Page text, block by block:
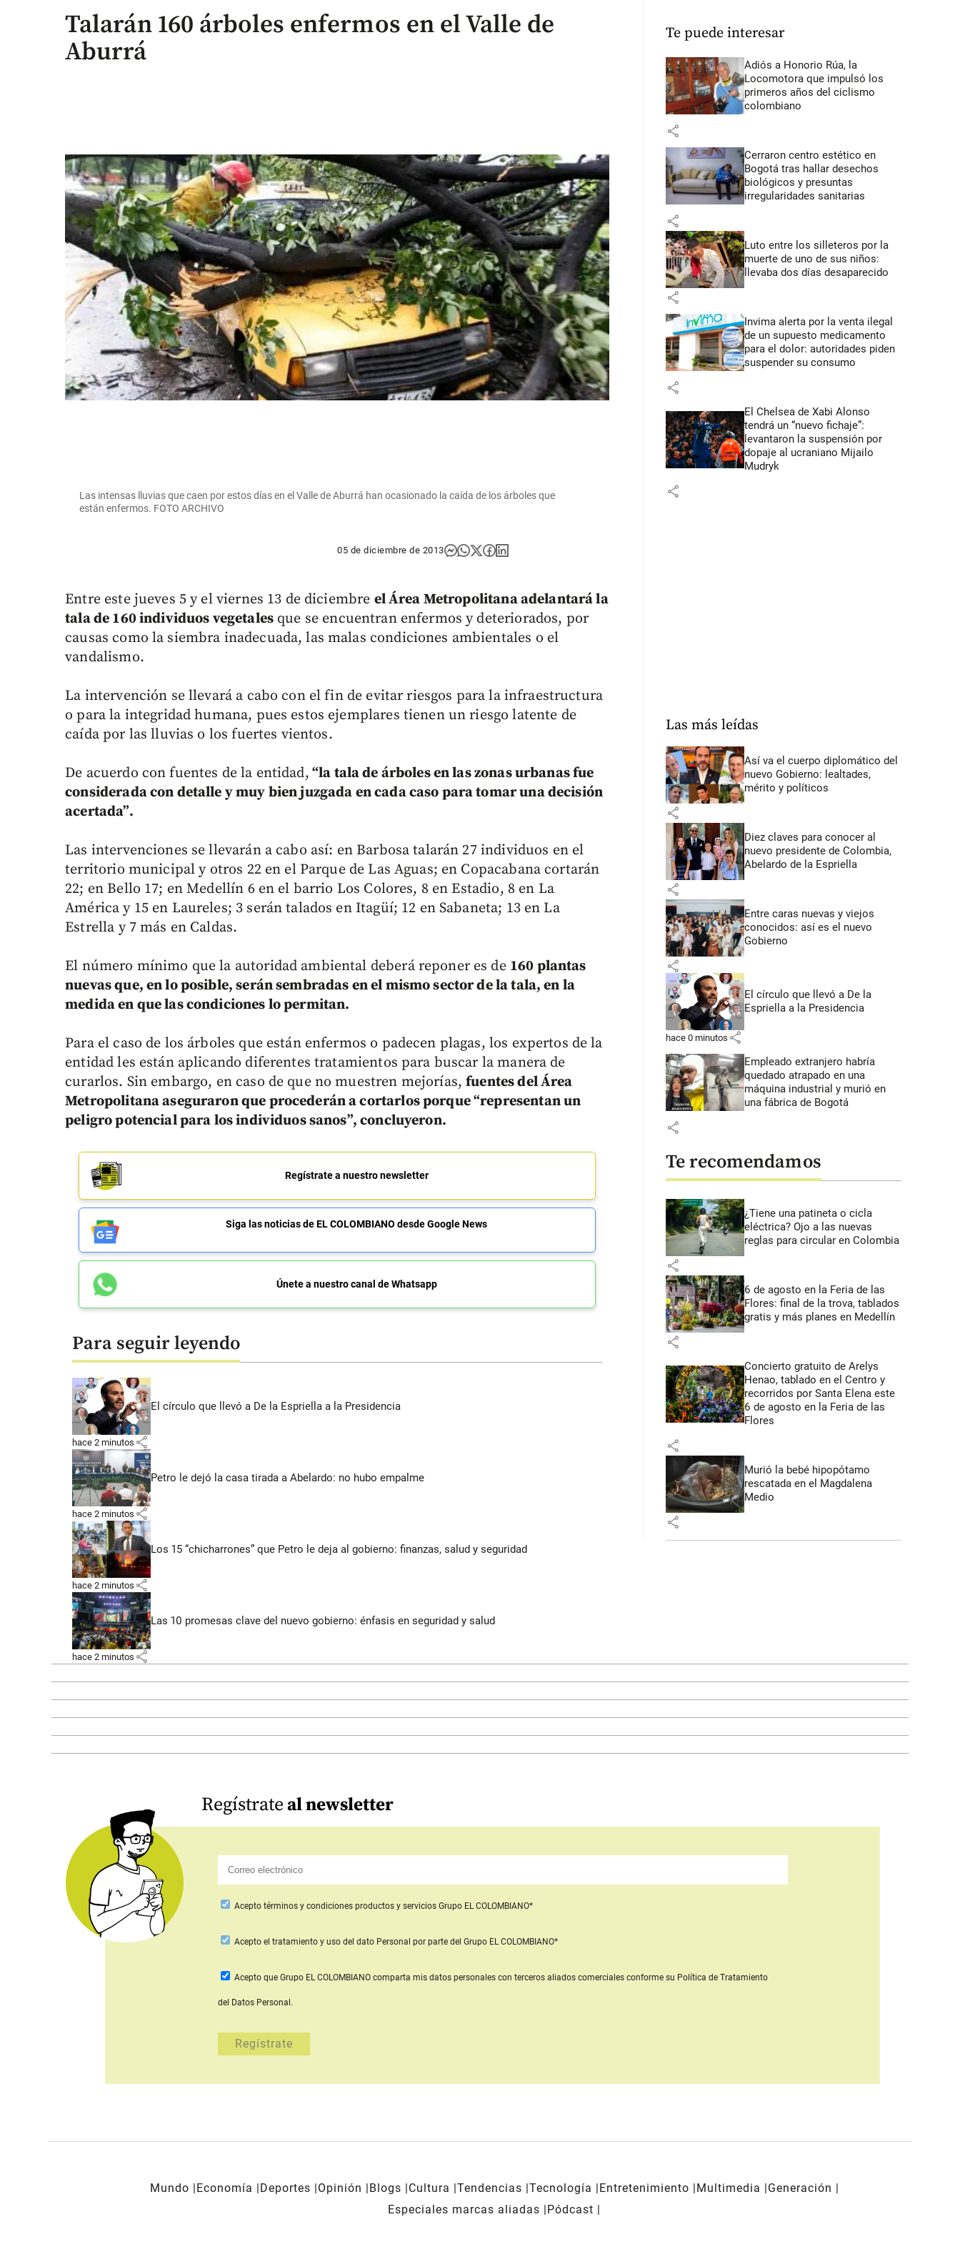
Talarán 160 árboles enfermos en el Valle de
Aburrá
Las intensas lluvias que caen por estos días en el Valle de Aburrá han ocasionado la caída de los árboles que
están enfermos. FOTO ARCHIVO
05 de diciembre de 2013
Entre este jueves 5 y el viernes 13 de diciembre el Área Metropolitana adelantará la
tala de 160 individuos vegetales que se encuentran enfermos y deteriorados, por
causas como la siembra inadecuada, las malas condiciones ambientales o el
vandalismo.
La intervención se llevará a cabo con el fin de evitar riesgos para la infraestructura
o para la integridad humana, pues estos ejemplares tienen un riesgo latente de
caída por las lluvias o los fuertes vientos.
De acuerdo con fuentes de la entidad, “la tala de árboles en las zonas urbanas fue
considerada con detalle y muy bien juzgada en cada caso para tomar una decisión
acertada”.
Las intervenciones se llevarán a cabo así: en Barbosa talarán 27 individuos en el
territorio municipal y otros 22 en el Parque de Las Aguas; en Copacabana cortarán
22; en Bello 17; en Medellín 6 en el barrio Los Colores, 8 en Estadio, 8 en La
América y 15 en Laureles; 3 serán talados en Itagüí; 12 en Sabaneta; 13 en La
Estrella y 7 más en Caldas.
El número mínimo que la autoridad ambiental deberá reponer es de 160 plantas
nuevas que, en lo posible, serán sembradas en el mismo sector de la tala, en la
medida en que las condiciones lo permitan.
Para el caso de los árboles que están enfermos o padecen plagas, los expertos de la
entidad les están aplicando diferentes tratamientos para buscar la manera de
curarlos. Sin embargo, en caso de que no muestren mejorías,fuentes del Área
Metropolitana aseguraron que procederán a cortarlos porque “representan un
peligro potencial para los individuos sanos”, concluyeron.
Regístrate a nuestro newsletter
Siga las noticias de EL COLOMBIANO desde Google News
Únete a nuestro canal de Whatsapp
Para seguir leyendo
El círculo que llevó a De la Espriella a la Presidencia
hace 2 minutos share
Petro le dejó la casa tirada a Abelardo: no hubo empalme
hace 2 minutos share
Los 15 “chicharrones” que Petro le deja al gobierno: finanzas, salud y seguridad
hace 2 minutos share
Las 10 promesas clave del nuevo gobierno: énfasis en seguridad y salud
hace 2 minutos share
Te puede interesar
Adiós a Honorio Rúa, la
Locomotora que impulsó los
primeros años del ciclismo
colombiano
share
Cerraron centro estético en
Bogotá tras hallar desechos
biológicos y presuntas
irregularidades sanitarias
share
Luto entre los silleteros por la
muerte de uno de sus niños:
llevaba dos días desaparecido
share
Invima alerta por la venta ilegal
de un supuesto medicamento
para el dolor: autoridades piden
suspender su consumo
share
El Chelsea de Xabi Alonso
tendrá un “nuevo fichaje”:
levantaron la suspensión por
dopaje al ucraniano Mijailo
Mudryk
share
Las más leídas
Así va el cuerpo diplomático del
nuevo Gobierno: lealtades,
mérito y políticos
share
Diez claves para conocer al
nuevo presidente de Colombia,
Abelardo de la Espriella
share
Entre caras nuevas y viejos
conocidos: así es el nuevo
Gobierno
share
El círculo que llevó a De la
Espriella a la Presidencia
hace 0 minutos share
Empleado extranjero habría
quedado atrapado en una
máquina industrial y murió en
una fábrica de Bogotá
share
Te recomendamos
¿Tiene una patineta o cicla
eléctrica? Ojo a las nuevas
reglas para circular en Colombia
share
6 de agosto en la Feria de las
Flores: final de la trova, tablados
gratis y más planes en Medellín
share
Concierto gratuito de Arelys
Henao, tablado en el Centro y
recorridos por Santa Elena este
6 de agosto en la Feria de las
Flores
share
Murió la bebé hipopótamo
rescatada en el Magdalena
Medio
share
Regístrateal newsletter
Acepto términos y condiciones productos y servicios Grupo EL COLOMBIANO*
Aceptoel tratamiento y uso del dato Personal por parte del Grupo EL COLOMBIANO*
Acepto que Grupo EL COLOMBIANO comparta mis datos personales con terceros aliados comercialesconforme su Política de Tratamiento
del Datos Personal.
Mundo Economía Deportes Opinión Blogs Cultura Tendencias Tecnología Entretenimiento Multimedia
Generación
Especiales marcas aliadas
Pódcast